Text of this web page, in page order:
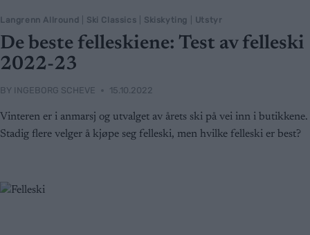
Langrenn Allround Ski Classics Skiskyting Utstyr
De beste felleskiene: Test av felleski
2022-23
BY INGEBORG SCHEVE 15.10.2022
Vinteren er i anmarsj og utvalget av årets ski på vei inn i butikkene.
Stadig flere velger å kjøpe seg felleski, men hvilke felleski er best?